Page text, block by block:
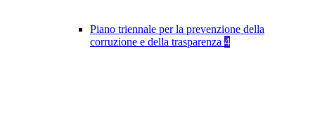
Piano triennale per la prevenzione della
corruzione e della trasparenza 4